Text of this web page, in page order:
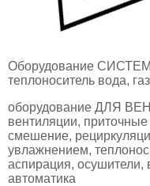
Оборудование
теплоноситель вода,
оборудование ДЛЯ
вентиляции,
смешение,
увлажнением,
аспирация,
автоматика